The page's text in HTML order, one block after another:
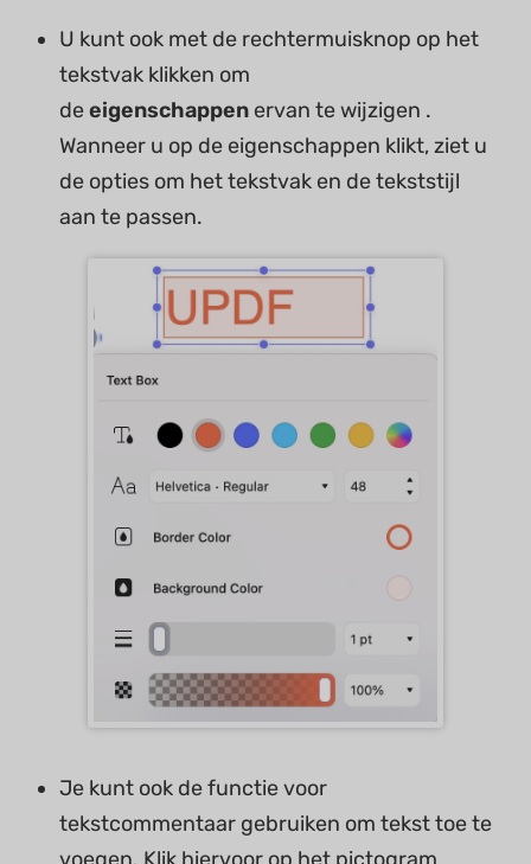
U kunt ook met de rechtermuisknop op het
tekstvak klikken om
deeigenschappen ervan te wijzigen .
Wanneer u op de eigenschappen klikt, ziet u
de opties om het tekstvak en de tekststijl
aan te passen.
Je kunt ook de functie voor
tekstcommentaar gebruiken om tekst toe te